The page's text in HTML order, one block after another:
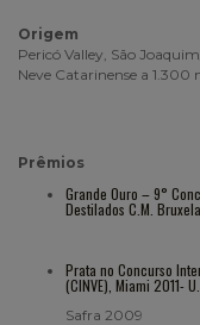
Origem
Pericó Valley, São
Neve Catarinense a 1.300
Prêmios
Grande Ouro – 9°
Destilados C.M.
Prata no Concurso
(CINVE), Miami 2011-
Safra 2009